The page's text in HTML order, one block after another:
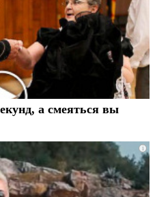
а смеяться вы
i